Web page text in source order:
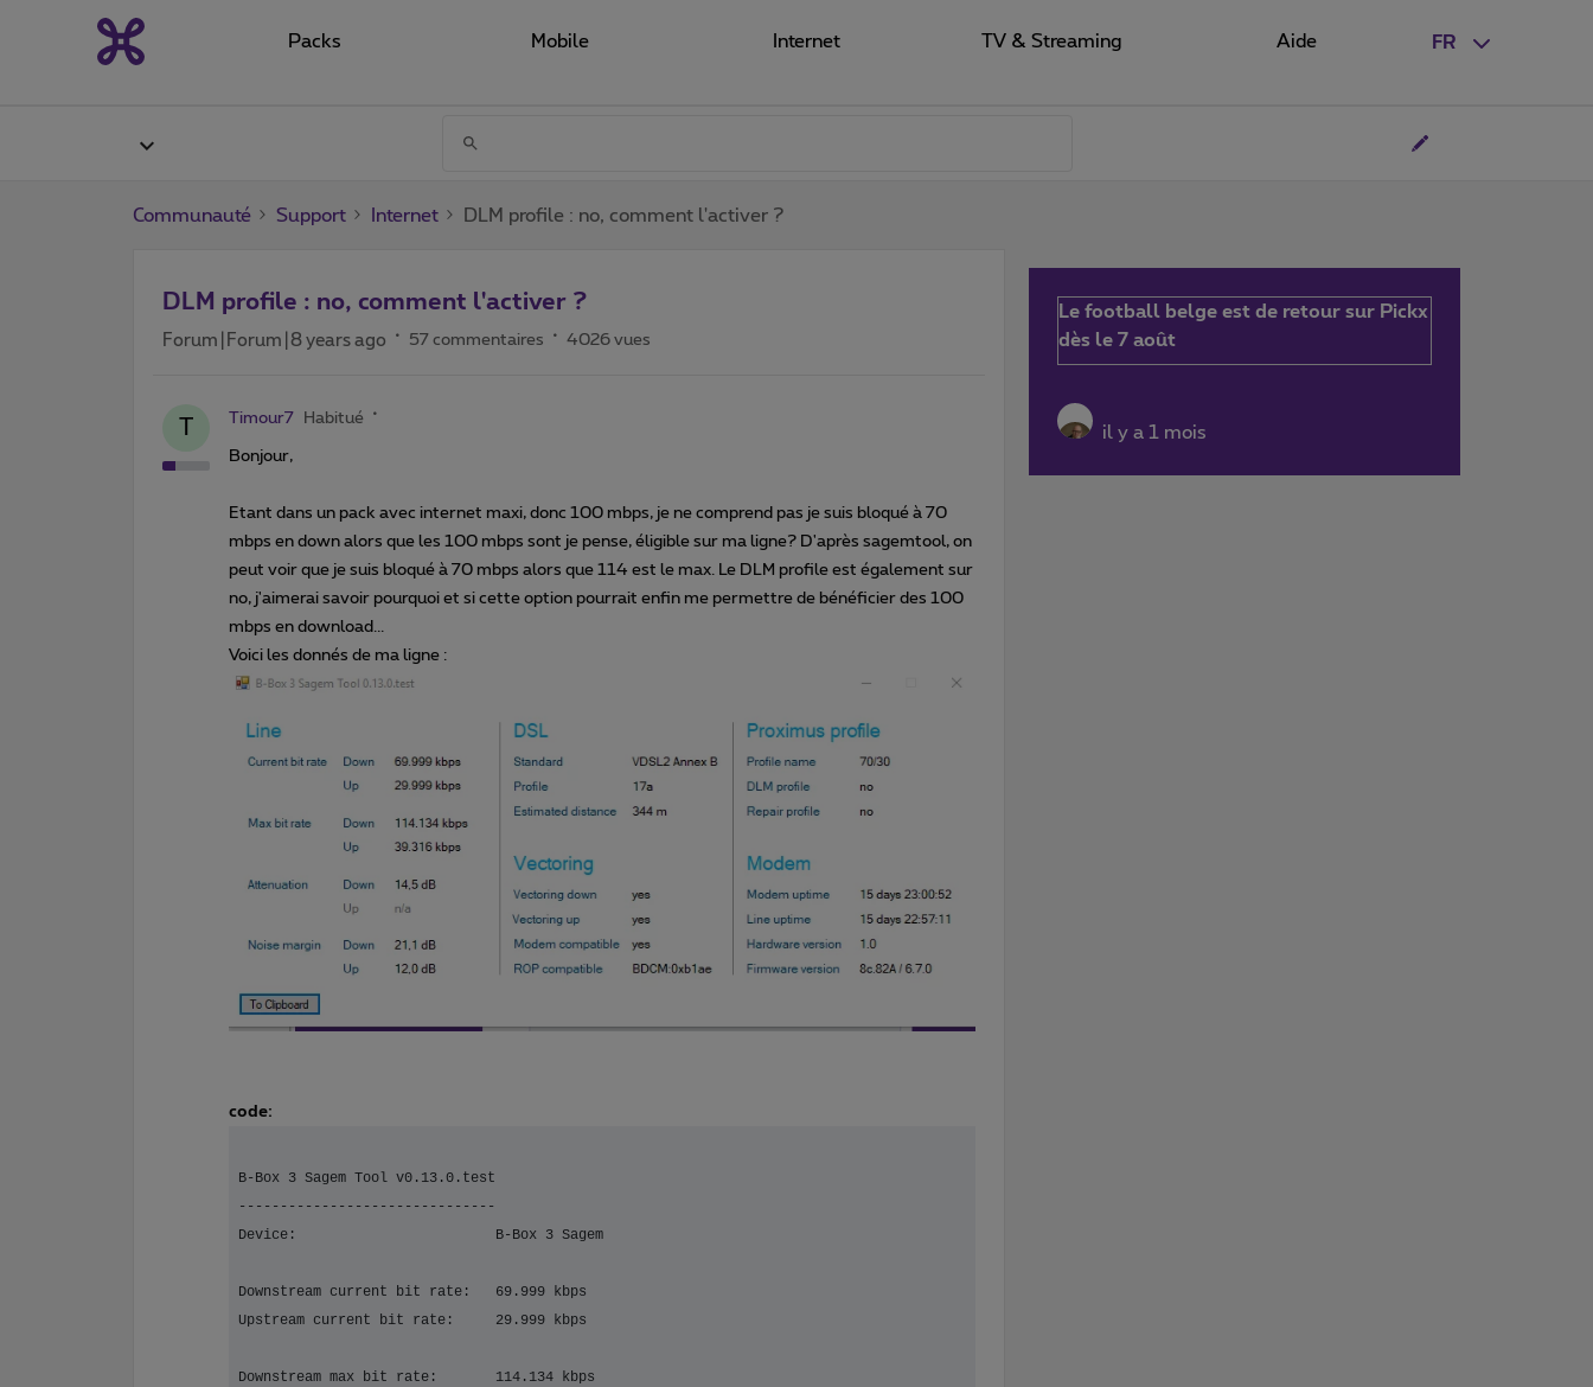
FR
Packs Mobile Internet TV & Streaming Aide
Communauté Support Internet DLM profile : no, comment l'activer ?
DLM profile : no, comment l'activer ?
Forum|Forum|8 years ago 57 commentaires 4026 vues
T Timour7 Habitué
Bonjour,
Etant dans un pack avec internet maxi, donc 100 mbps, je ne comprend pas je suis bloqué à 70
mbps en down alors que les 100 mbps sont je pense, éligible sur ma ligne? D'après sagemtool, on
peut voir que je suis bloqué à 70 mbps alors que 114 est le max. Le DLM profile est également sur
no, j'aimerai savoir pourquoi et si cette option pourrait enfin me permettre de bénéficier des 100
mbps en download...
Voici les donnés de ma ligne :
code:
B-Box 3 Sagem Tool v0.13.0.test
-------------------------------
Device:                        B-Box 3 Sagem
Downstream current bit rate:   69.999 kbps
Upstream current bit rate:     29.999 kbps
Downstream max bit rate:       114.134 kbps
Le football belge est de retour sur Pickx
dès le 7 août
il y a 1 mois